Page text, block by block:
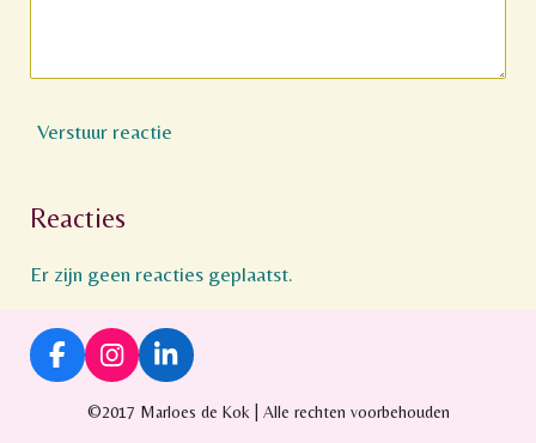
Verstuur reactie
Reacties
Er zijn geen reacties geplaatst.
F
a
I
n
s
L
i
n
©2017 Marloes de Kok | Alle rechten voorbehouden